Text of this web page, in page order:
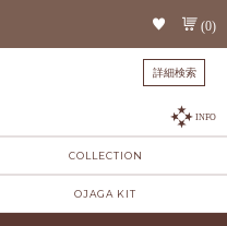
(0)
詳細検索
INFO
COLLECTION
OJAGA KIT